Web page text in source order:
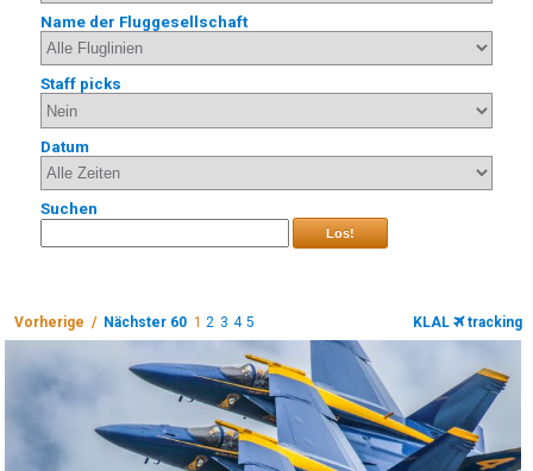
Name der Fluggesellschaft
Staff picks
Datum
Suchen
Los!
Vorherige / Nächster 60 1 2 3 4 5 KLAL tracking